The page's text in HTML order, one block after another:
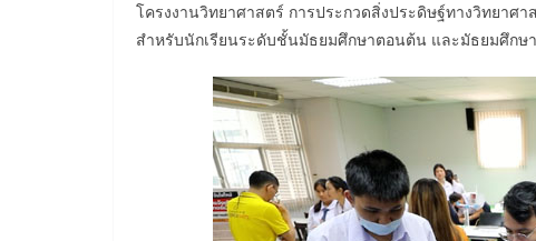
โครงงานวิทยาศาสตร์ การประกวดสิ่งประดิษฐ์ทางวิทยา
สำหรับนักเรียนระดับชั้นมัธยมศึกษาตอนต้น และมัธยมศึกษ